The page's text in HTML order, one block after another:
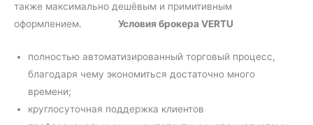
также максимально дешёвым и примитивным
оформлением. Условия брокера VERTU
полностью автоматизированный торговый процесс,
благодаря чему экономиться достаточно много
времени;
круглосуточная поддержка клиентов